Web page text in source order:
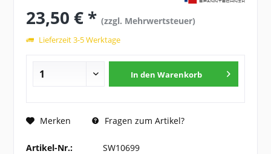
23,50 € *(zzgl. Mehrwertsteuer)
Lieferzeit 3-5 Werktage
In den Warenkorb
Merken Fragen zum Artikel?
Artikel-Nr.: SW10699